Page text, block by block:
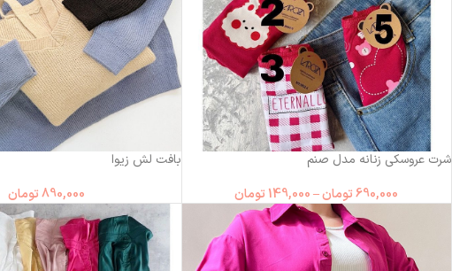
شرت عروسکی زنانه مدل صنم
690,000 تومان–
149,000 تومان
بافت لش زیوا
890,000تومان